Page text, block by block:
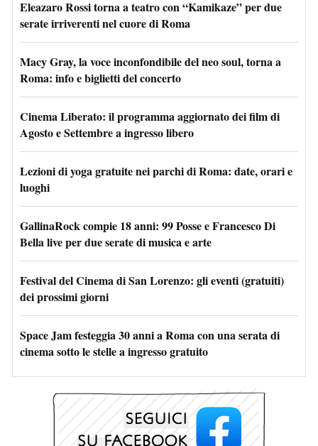
Eleazaro Rossi torna a teatro con “Kamikaze” per due
serate irriverenti nel cuore di Roma
Macy Gray, la voce inconfondibile del neo soul, torna a
Roma: info e biglietti del concerto
Cinema Liberato: il programma aggiornato dei film di
Agosto e Settembre a ingresso libero
Lezioni di yoga gratuite nei parchi di Roma: date, orari e
luoghi
GallinaRock compie 18 anni: 99 Posse e Francesco Di
Bella live per due serate di musica e arte
Festival del Cinema di San Lorenzo: gli eventi (gratuiti)
dei prossimi giorni
Space Jam festeggia 30 anni a Roma con una serata di
cinema sotto le stelle a ingresso gratuito